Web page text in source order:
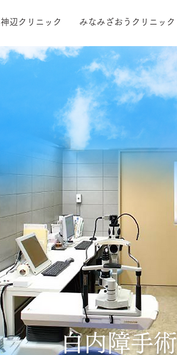
神辺クリニック みなみざおうクリニック
白内障手術